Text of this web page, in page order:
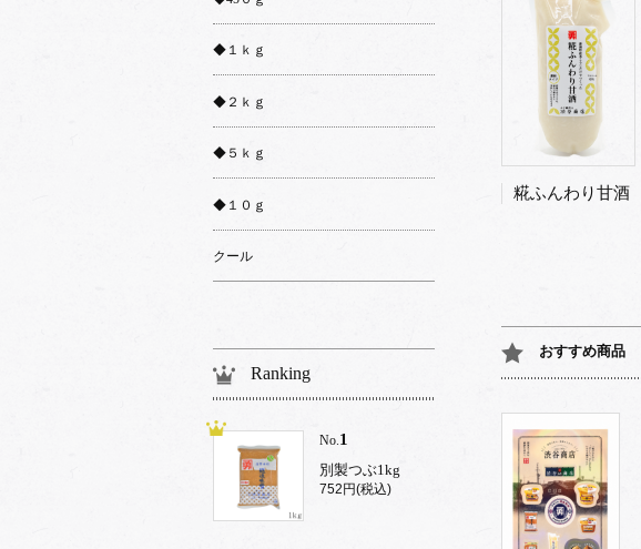
糀ふんわり甘酒
おすすめ商品
◆１ｋｇ
◆２ｋｇ
◆５ｋｇ
◆１０ｇ
クール
Ranking
No. 1
別製つぶ1kg
752円(税込)